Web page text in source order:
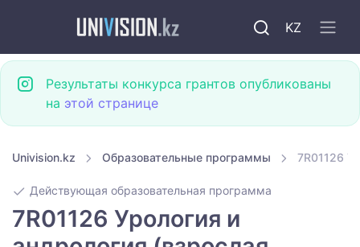
KZ
Результаты конкурса грантов опубликованы
на этой странице
Univision.kz Образовательные программы 7R01126
Действующая образовательная программа
7R01126 Урология и